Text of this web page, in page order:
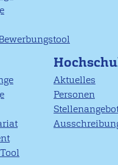
Aktuelles
Personen